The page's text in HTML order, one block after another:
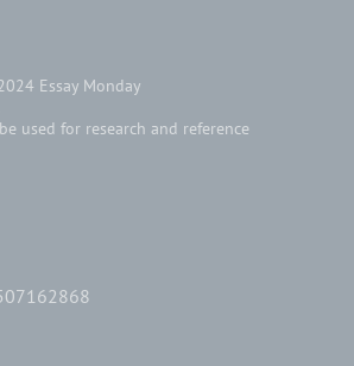
Essay Monday
used for research and reference